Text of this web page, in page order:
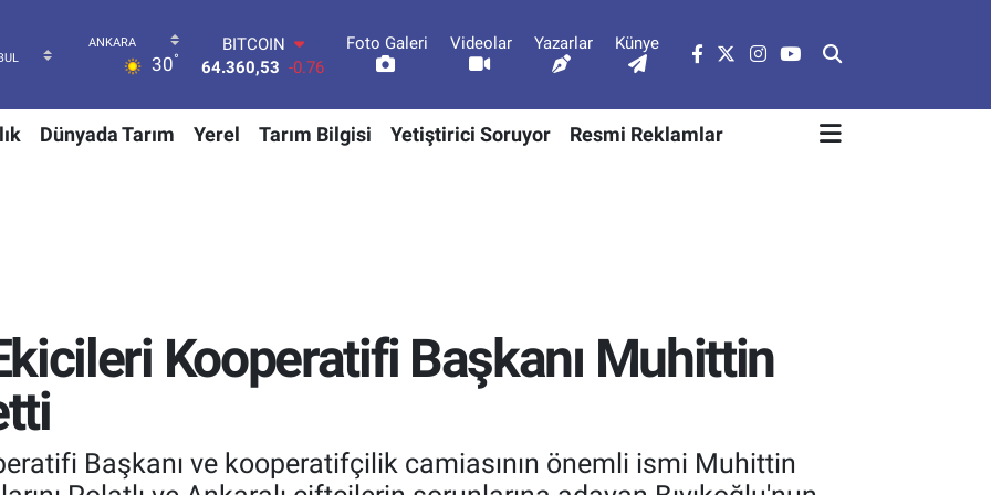
30°
DOLAR
47,7069
0.17
55,0265 0.01
STERLİN
Foto Galeri Videolar Yazarlar Künye
Dünyada Tarım Yerel Tarım Bilgisi Yetiştirici Soruyor Resmi Reklamlar
Kooperatifi Başkanı Muhittin
Başkanı ve kooperatifçilik camiasının önemli ismi Muhittin